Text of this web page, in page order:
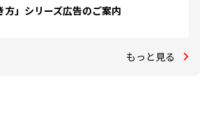
方」シリーズ広告のご案内
もっと見る